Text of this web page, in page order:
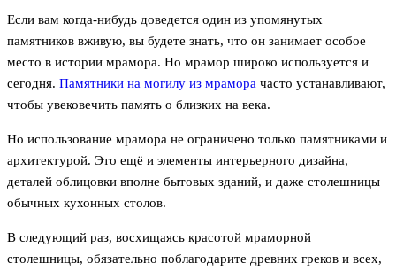
Если вам когда-нибудь доведется один из упомянутых
памятников вживую, вы будете знать, что он занимает особое
место в истории мрамора. Но мрамор широко используется и
сегодня. Памятники на могилу из мрамора часто устанавливают,
чтобы увековечить память о близких на века.
Но использование мрамора не ограничено только памятниками и
архитектурой. Это ещё и элементы интерьерного дизайна,
деталей облицовки вполне бытовых зданий, и даже столешницы
обычных кухонных столов.
В следующий раз, восхищаясь красотой мраморной
столешницы, обязательно поблагодарите древних греков и всех,